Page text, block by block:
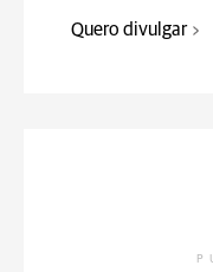
Quero divulgar